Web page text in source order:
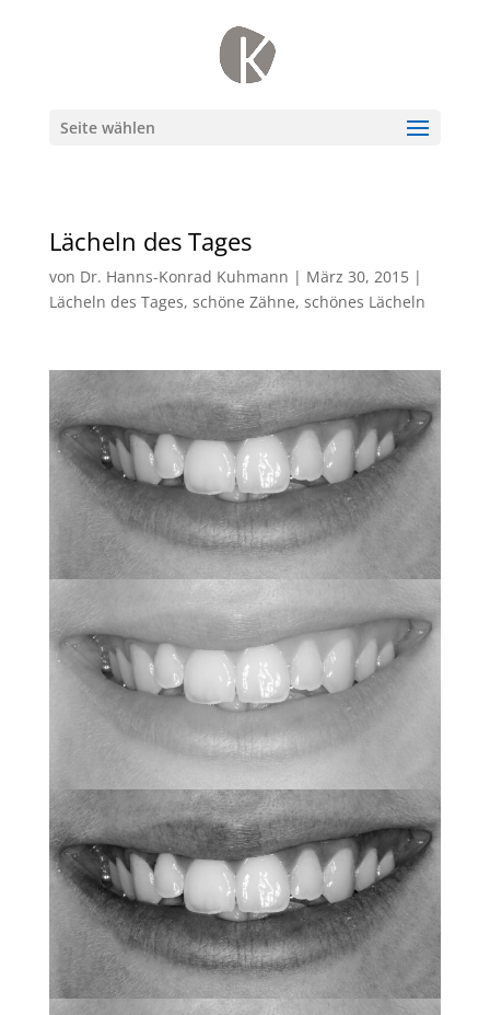
Seite wählen
Lächeln des Tages
von Dr. Hanns-Konrad Kuhmann | März 30, 2015|
Lächeln des Tages, schöne Zähne, schönes Lächeln